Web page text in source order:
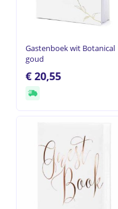
Gastenboek wit Botanical
goud
€20,55